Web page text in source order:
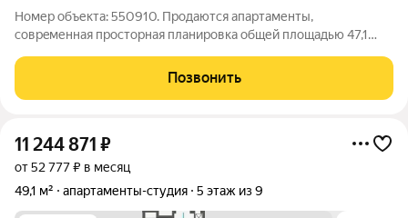
Номер объекта: 550910. Продаются апартаменты,
сoвpeменная пpoсторная планировка общей площaдью 47,1
ул. Симферопольской г. Евпатория. Апартаменты расположены
в самой распродаваемой локации в
Позвонить
11 244 871 ₽
от 52 777 ₽ в месяц
49,1 м²
апартаменты-студия 5 этаж из 9